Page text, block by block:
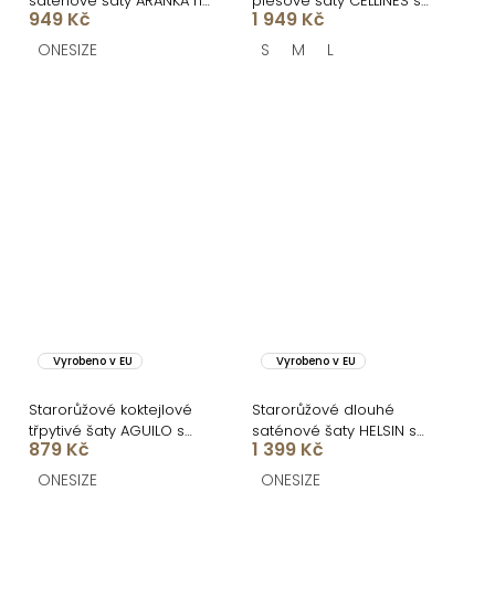
ramínka
949 Kč
ONESIZE
šněrováním
1 949 Kč
S M L
Vyrobeno v EU
Starorůžové koktejlové
třpytivé šaty AGUILO s
flitry
879 Kč
ONESIZE
Vyrobeno v EU
Starorůžové dlouhé
saténové šaty HELSIN s
výstřihem
1 399 Kč
ONESIZE